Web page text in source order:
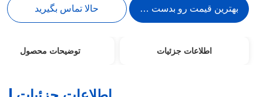
بهترین قیمت رو بدست بیار حالا تماس بگیرید
اطلاعات جزئیات توضیحات محصول